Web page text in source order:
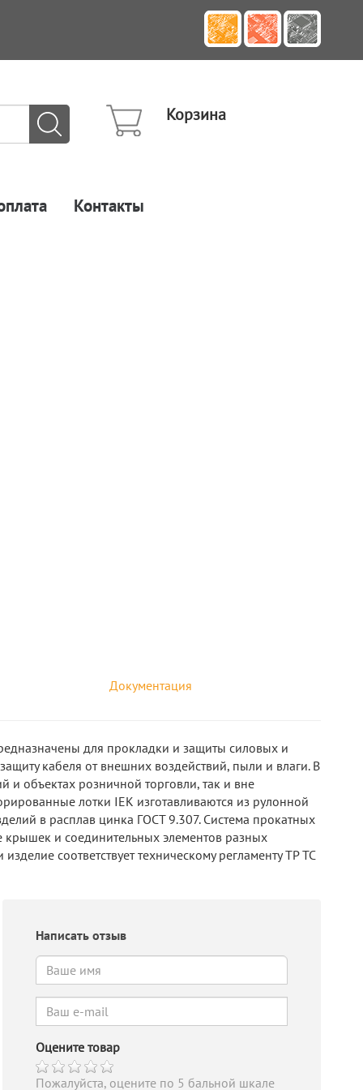
Корзина
Контакты
Документация
для прокладки и защиты силовых и
кабеля от внешних воздействий, пыли и влаги. В
и объектах розничной торговли, так и вне
лотки IEK изготавливаются из рулонной
в расплав цинка ГОСТ 9.307. Система прокатных
крышек и соединительных элементов разных
соответствует техническому регламенту ТР ТС
Написать отзыв
Оцените товар
Пожалуйста, оцените по 5 бальной шкале